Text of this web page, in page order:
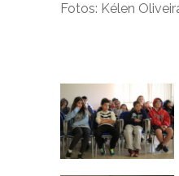
Fotos: Kélen